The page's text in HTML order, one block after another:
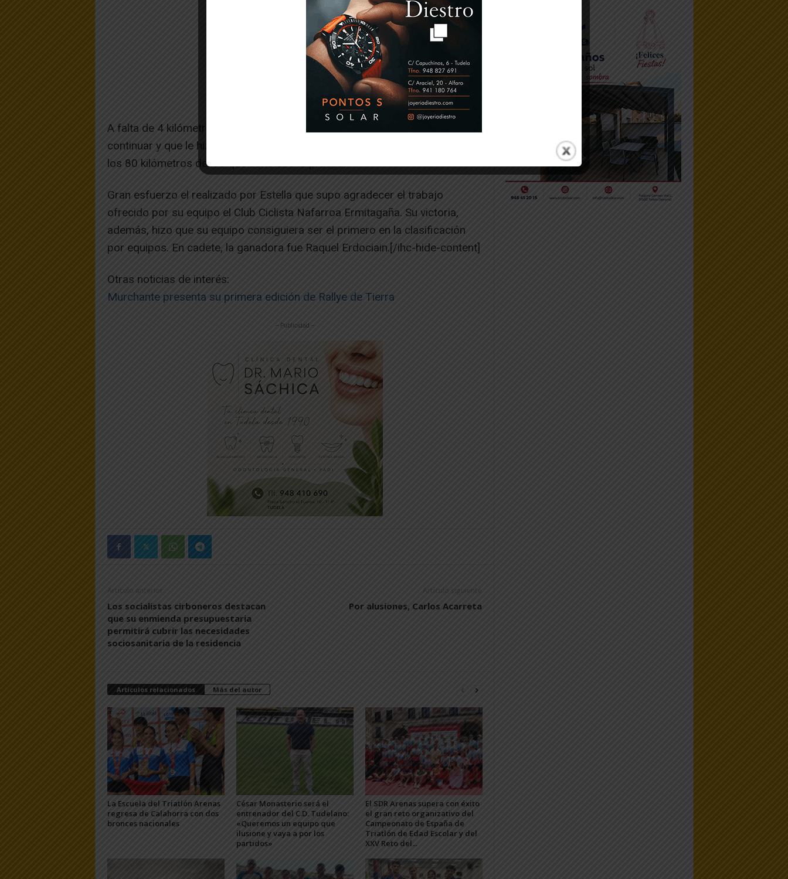
A falta de 4 kilómetros, la tudelana generó una arrancada cuya rival no pudo
continuar y que le hizo llegar la primera a meta. De esa manera, completaba
los 80 kilómetros de los que constaba la prueba.
Gran esfuerzo el realizado por Estella que supo agradecer el trabajo
ofrecido por su equipo el Club Ciclista Nafarroa Ermitagaña. Su victoria,
además, hizo que su equipo consiguiera ser el primero en la clasificación
por equipos. En cadete, la ganadora fue Raquel Erdociain.[/ihc-hide-content]
Otras noticias de interés:
Murchante presenta su primera edición de Rallye de Tierra
-- Publicidad --
Artículo anterior
Los socialistas cirboneros destacan
que su enmienda presupuestaria
permitirá cubrir las necesidades
sociosanitaria de la residencia
Artículo siguiente
Por alusiones, Carlos Acarreta
Artículos relacionados Más del autor
La Escuela del Triatlón Arenas
regresa de Calahorra con dos
bronces nacionales
César Monasterio será el
entrenador del C.D. Tudelano:
«Queremos un equipo que
ilusione y vaya a por los
partidos»
El SDR Arenas supera con éxito
el gran reto organizativo del
Campeonato de España de
Triatlón de Edad Escolar y del
XXV Reto del...